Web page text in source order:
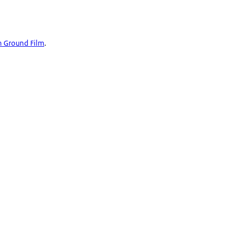
Ground Film.